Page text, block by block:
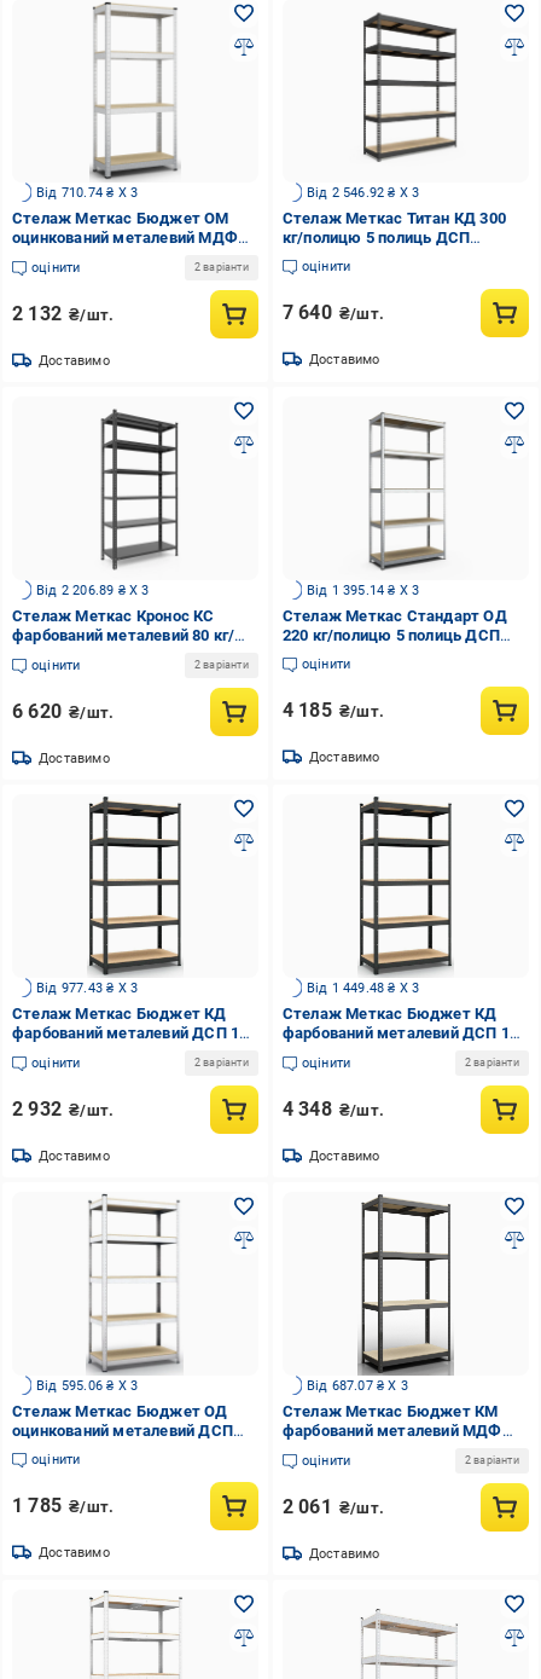
Від 710.74 ₴ X 3
Стелаж Меткас Бюджет ОМ
оцинкований металевий МДФ
175 кг/полиця 4 полиці
1600х900х400 мм (3DPanda-
оцінити 2 варіанти
2 132 ₴/шт.
Доставимо
Від 2 546.92 ₴ X 3
Стелаж Меткас Титан КД 300
кг/полицю 5 полиць ДСП
металевий 2160x1400x600 мм
(3DPanda-TC216231406051A)
оцінити
7 640 ₴/шт.
Доставимо
Від 2 206.89 ₴ X 3
Стелаж Меткас Кронос КС
фарбований металевий 80 кг/
полиця 6 полиць 2200х1000х600
мм (3DPanda-
оцінити 2 варіанти
6 620 ₴/шт.
Доставимо
Від 1 395.14 ₴ X 3
Стелаж Меткас Стандарт ОД
220 кг/полицю 5 полиць ДСП
оцинкований металевий
2400x1200x500 мм (3DPanda-
оцінити
4 185 ₴/шт.
Доставимо
Від 977.43 ₴ X 3
Стелаж Меткас Бюджет КД
фарбований металевий ДСП 150
кг/полиця 5 полиць
1800х1100х300 мм (3DPanda-
оцінити 2 варіанти
2 932 ₴/шт.
Доставимо
Від 1 449.48 ₴ X 3
Стелаж Меткас Бюджет КД
фарбований металевий ДСП 150
кг/полиця 5 полиць
1800х1100х600 мм (3DPanda-
оцінити 2 варіанти
4 348 ₴/шт.
Доставимо
Від 595.06 ₴ X 3
Стелаж Меткас Бюджет ОД
оцинкований металевий ДСП
175 кг/полиця 5 полиць
1800х600х300 мм (3DPanda-
оцінити
1 785 ₴/шт.
Доставимо
Від 687.07 ₴ X 3
Стелаж Меткас Бюджет КМ
фарбований металевий МДФ
175 кг/полиця 4 полиці
1600х900х300 мм (3DPanda-
оцінити 2 варіанти
2 061 ₴/шт.
Доставимо